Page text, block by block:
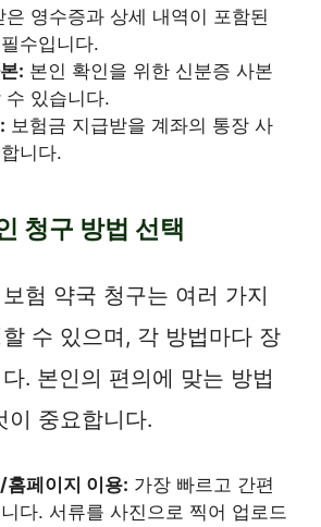
은 영수증과 상세 내역이 포함된
수입니다.
: 본인 확인을 위한 신분증 사본
수 있습니다.
보험금 지급받을 계좌의 통장 사
니다.
청구 방법 선택
험 약국 청구는 여러 가지
수 있으며, 각 방법마다 장
. 본인의 편의에 맞는 방법
이 중요합니다.
홈페이지 이용: 가장 빠르고 간편
다. 서류를 사진으로 찍어 업로드